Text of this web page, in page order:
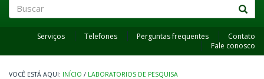
Serviços Telefones Perguntas frequentes
Contato
Fale conosco
INÍCIO / LABORATORIOS DE PESQUISA